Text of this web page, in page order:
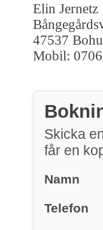
Elin Jernetz
47537
Mobil:
Skicka
får en
Namn
Telefon